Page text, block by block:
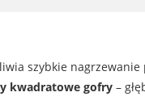
szybkie nagrzewanie
kwadratowe gofry–